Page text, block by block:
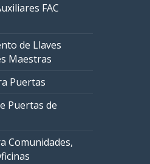
FAC
de Llaves
Maestras
Puertas
Puertas de
Comunidades,